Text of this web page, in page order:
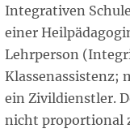
Integrativen
einer
Lehrperson
Klassenassistenz;
ein Zivildienstler.
nicht proportional